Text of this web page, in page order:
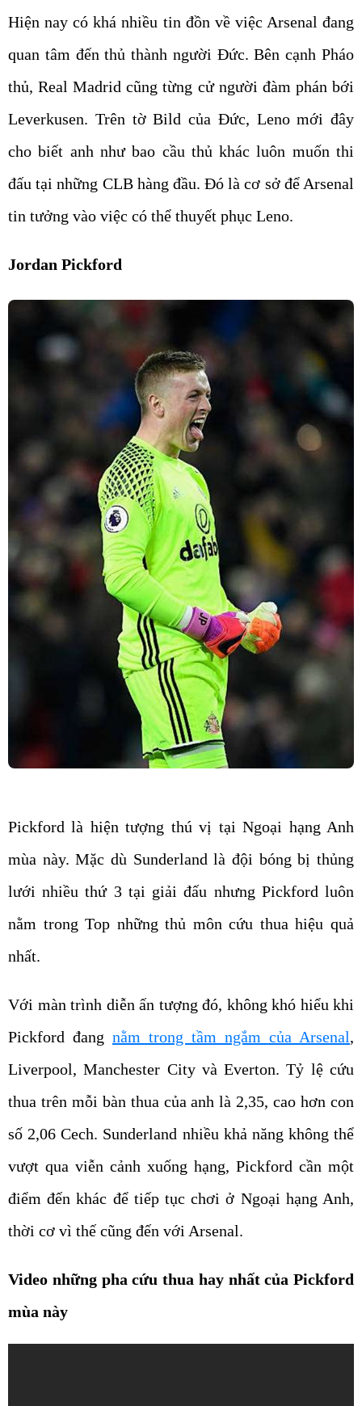
Hiện nay có khá nhiều tin đồn về việc Arsenal đang
quan tâm đến thủ thành người Đức. Bên cạnh Pháo
thủ, Real Madrid cũng từng cử người đàm phán bới
Leverkusen. Trên tờ Bild của Đức, Leno mới đây
cho biết anh như bao cầu thủ khác luôn muốn thi
đấu tại những CLB hàng đầu. Đó là cơ sở để Arsenal
tin tưởng vào việc có thể thuyết phục Leno.
Jordan Pickford
Pickford là hiện tượng thú vị tại Ngoại hạng Anh
mùa này. Mặc dù Sunderland là đội bóng bị thủng
lưới nhiều thứ 3 tại giải đấu nhưng Pickford luôn
nằm trong Top những thủ môn cứu thua hiệu quả
nhất.
Với màn trình diễn ấn tượng đó, không khó hiểu khi
Pickford đang nằm trong tầm ngắm của Arsenal,
Liverpool, Manchester City và Everton. Tỷ lệ cứu
thua trên mỗi bàn thua của anh là 2,35, cao hơn con
số 2,06 Cech. Sunderland nhiều khả năng không thể
vượt qua viễn cảnh xuống hạng, Pickford cần một
điểm đến khác để tiếp tục chơi ở Ngoại hạng Anh,
thời cơ vì thế cũng đến với Arsenal.
Video những pha cứu thua hay nhất của Pickford
mùa này